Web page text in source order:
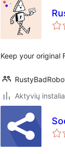
Keep your original
Aktyvių